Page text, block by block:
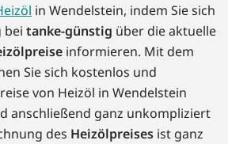
in Wendelstein, indem Sie sich
bei tanke-günstig über die aktuelle
informieren. Mit dem
Sie sich kostenlos und
von Heizöl in Wendelstein
anschließend ganz unkompliziert
des Heizölpreises ist ganz